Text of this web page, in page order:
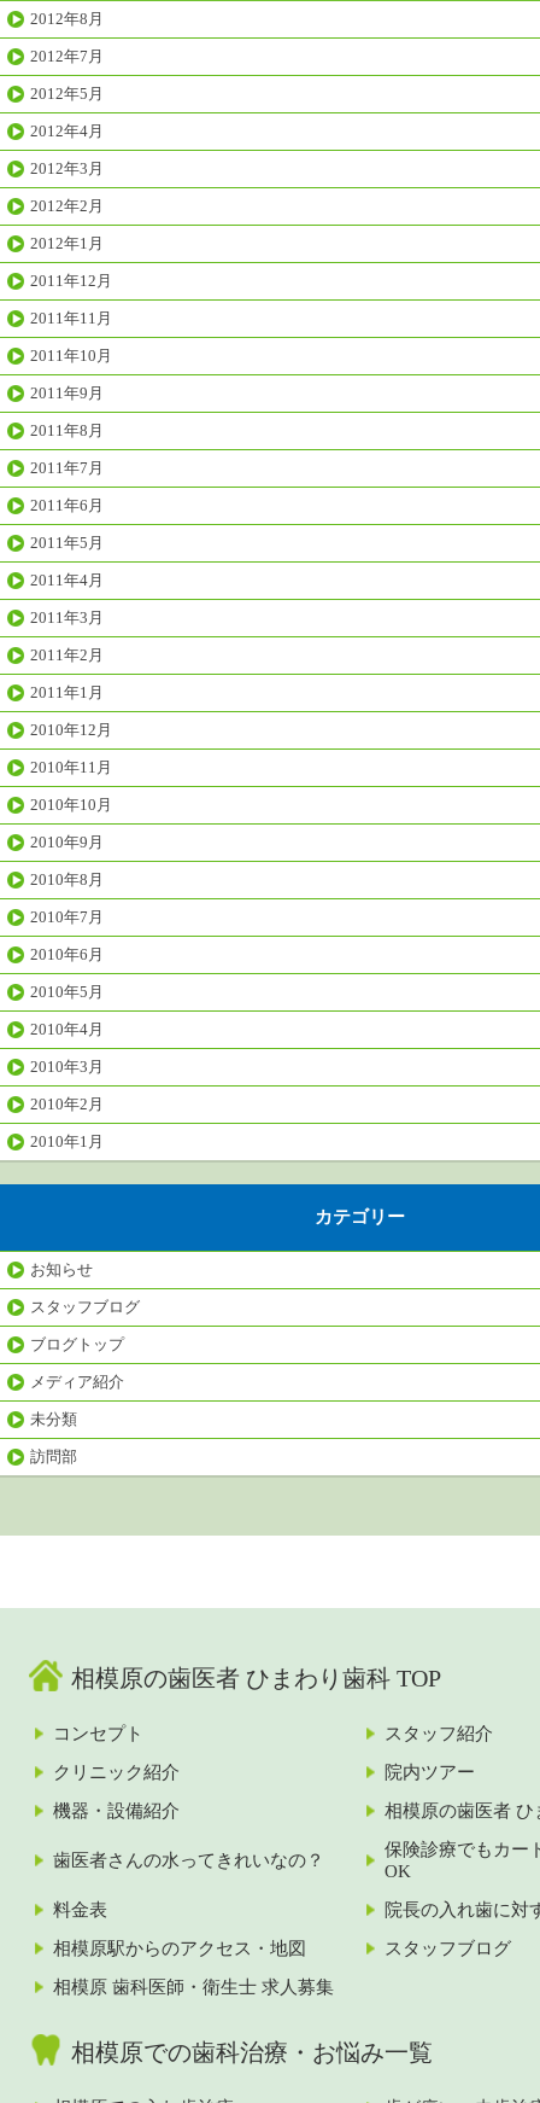
2012年8月
2012年7月
2012年5月
2012年4月
2012年3月
2012年2月
2012年1月
2011年12月
2011年11月
2011年10月
2011年9月
2011年8月
2011年7月
2011年6月
2011年5月
2011年4月
2011年3月
2011年2月
2011年1月
2010年12月
2010年11月
2010年10月
2010年9月
2010年8月
2010年7月
2010年6月
2010年5月
2010年4月
2010年3月
2010年2月
2010年1月
カテゴリー
お知らせ
スタッフブログ
ブログトップ
メディア紹介
未分類
訪問部
相模原の歯医者 ひまわり歯科 TOP
コンセプト
スタッフ紹介
クリニック紹介
院内ツアー
機器・設備紹介
相模原の歯医者 ひ
歯医者さんの水ってきれいなの？
保険診療でもカー
OK
料金表
院長の入れ歯に対
相模原駅からのアクセス・地図
スタッフブログ
相模原 歯科医師・衛生士 求人募集
相模原での歯科治療・お悩み一覧